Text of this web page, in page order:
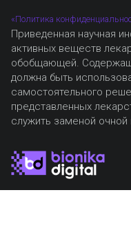
«Политика
Приведенная научная
активных веществ
обобщающей.
должна быть
самостоятельного
представленных
служить заменой очной